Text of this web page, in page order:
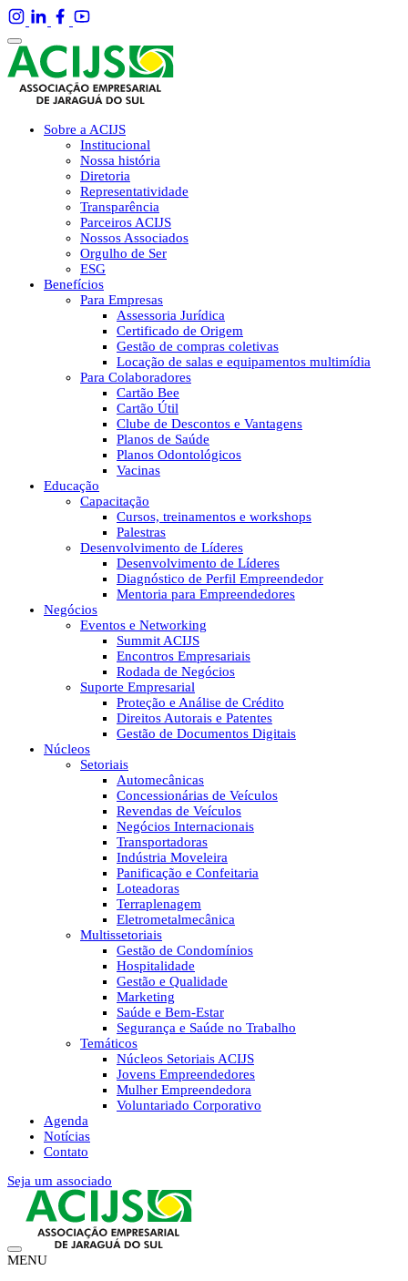
Sobre a ACIJS
Institucional
Nossa história
Diretoria
Representatividade
Transparência
Parceiros ACIJS
Nossos Associados
Orgulho de Ser
ESG
Benefícios
Para Empresas
Assessoria Jurídica
Certificado de Origem
Gestão de compras coletivas
Locação de salas e equipamentos multimídia
Para Colaboradores
Cartão Bee
Cartão Útil
Clube de Descontos e Vantagens
Planos de Saúde
Planos Odontológicos
Vacinas
Educação
Capacitação
Cursos, treinamentos e workshops
Palestras
Desenvolvimento de Líderes
Desenvolvimento de Líderes
Diagnóstico de Perfil Empreendedor
Mentoria para Empreendedores
Negócios
Eventos e Networking
Summit ACIJS
Encontros Empresariais
Rodada de Negócios
Suporte Empresarial
Proteção e Análise de Crédito
Direitos Autorais e Patentes
Gestão de Documentos Digitais
Núcleos
Setoriais
Automecânicas
Concessionárias de Veículos
Revendas de Veículos
Negócios Internacionais
Transportadoras
Indústria Moveleira
Panificação e Confeitaria
Loteadoras
Terraplenagem
Eletrometalmecânica
Multissetoriais
Gestão de Condomínios
Hospitalidade
Gestão e Qualidade
Marketing
Saúde e Bem-Estar
Segurança e Saúde no Trabalho
Temáticos
Núcleos Setoriais ACIJS
Jovens Empreendedores
Mulher Empreendedora
Voluntariado Corporativo
Agenda
Notícias
Contato
Seja um associado
MENU